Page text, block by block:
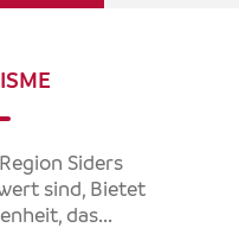
Siders
sind, Bietet
das...